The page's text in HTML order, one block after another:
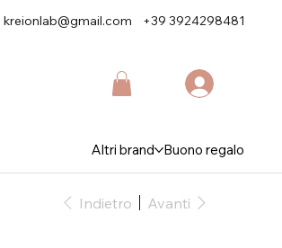
kreionlab@gmail.com +39 3924298481
Altri brand Buono regalo
Indietro Avanti